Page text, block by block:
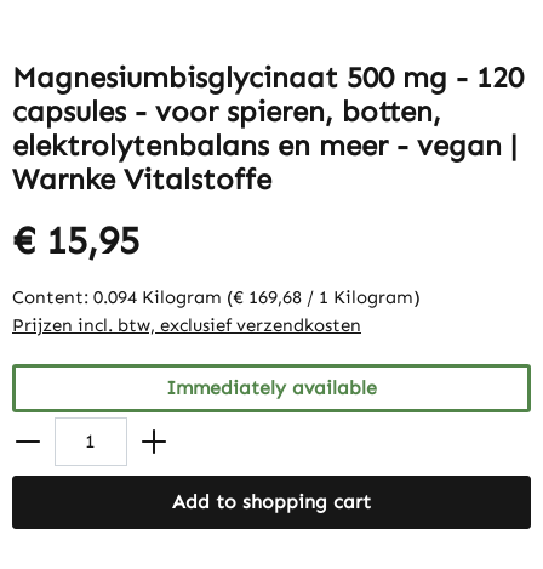
Magnesiumbisglycinaat 500 mg - 120
capsules - voor spieren, botten,
elektrolytenbalans en meer - vegan |
Warnke Vitalstoffe
€ 15,95
Content: 0.094 Kilogram (€ 169,68 / 1 Kilogram)
Prijzen incl. btw, exclusief verzendkosten
Immediately available
Add to shopping cart